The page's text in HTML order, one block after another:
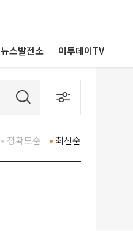
뉴스발전소 이투데이TV
최신순
정확도순